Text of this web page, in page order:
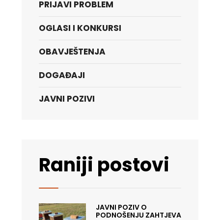
PRIJAVI PROBLEM
OGLASI I KONKURSI
OBAVJEŠTENJA
DOGAĐAJI
JAVNI POZIVI
Raniji postovi
JAVNI POZIV O
PODNOŠENJU ZAHTJEVA